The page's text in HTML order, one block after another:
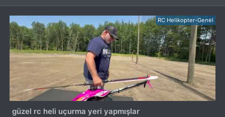
RC Helikopter-Genel
güzel rc heli uçurma yeri yapmışlar